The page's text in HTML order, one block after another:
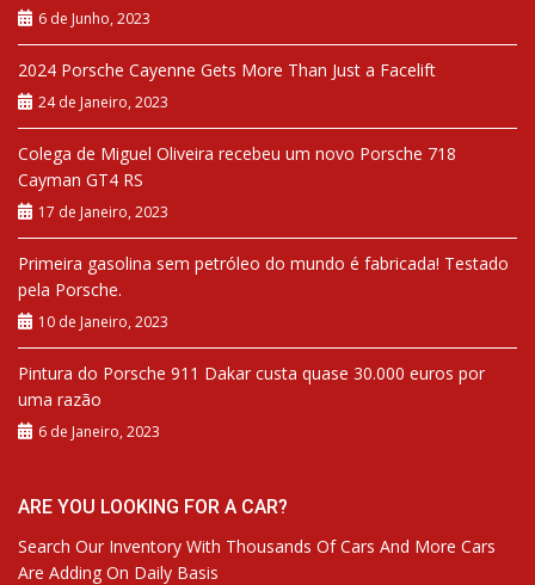
6 de Junho, 2023
2024 Porsche Cayenne Gets More Than Just a Facelift
24 de Janeiro, 2023
Colega de Miguel Oliveira recebeu um novo Porsche 718
Cayman GT4 RS
17 de Janeiro, 2023
Primeira gasolina sem petróleo do mundo é fabricada! Testado
pela Porsche.
10 de Janeiro, 2023
Pintura do Porsche 911 Dakar custa quase 30.000 euros por
uma razão
6 de Janeiro, 2023
ARE YOU LOOKING FOR A CAR?
Search Our Inventory With Thousands Of Cars And More Cars
Are Adding On Daily Basis